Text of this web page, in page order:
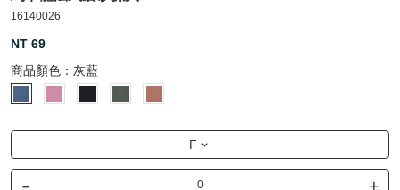
16140026
NT 69
商品顏色： 灰藍
F
+